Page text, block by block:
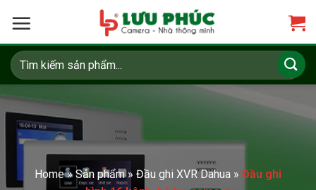
content
Tìm
kiếm:
Home»Sản phẩm» Đầu ghi XVR Dahua » Đầu ghi